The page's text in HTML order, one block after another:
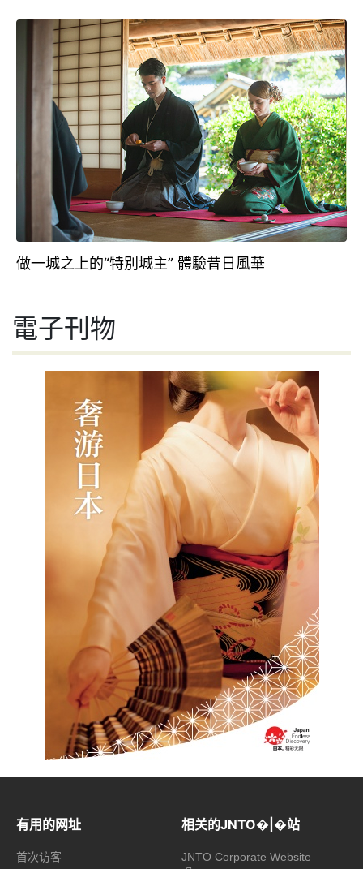
做一城之上的“特別城主” 體驗昔日風華
電子刊物
有用的网址
首次访客
相关的JNTO�|�站
JNTO Corporate Website